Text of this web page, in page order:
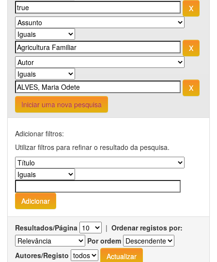
Iniciar uma nova pesquisa
Adicionar filtros:
Utilizar filtros para refinar o resultado da pesquisa.
Resultados/Página | Ordenar registos por:
Por ordem
Autores/Registo